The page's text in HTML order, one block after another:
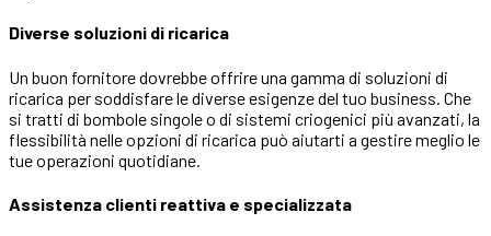
Diverse soluzioni di ricarica
Un buon fornitore dovrebbe offrire una gamma di soluzioni di
ricarica per soddisfare le diverse esigenze del tuo business. Che
si tratti di bombole singole o di sistemi criogenici più avanzati, la
flessibilità nelle opzioni di ricarica può aiutarti a gestire meglio le
tue operazioni quotidiane.
Assistenza clienti reattiva e specializzata